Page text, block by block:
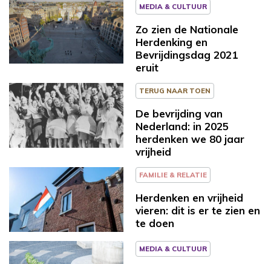
MEDIA & CULTUUR
Zo zien de Nationale
Herdenking en
Bevrijdingsdag 2021
eruit
TERUG NAAR TOEN
De bevrijding van
Nederland: in 2025
herdenken we 80 jaar
vrijheid
FAMILIE & RELATIE
Herdenken en vrijheid
vieren: dit is er te zien en
te doen
MEDIA & CULTUUR